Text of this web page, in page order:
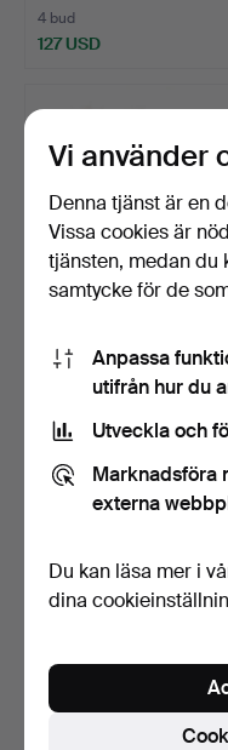
4 bud
127 USD
PETRA WIIK-ÖJEMARK.
Figuriner, 3 st, fiska…
Klubbades 25 jul 2026
2 bud
Vi använder
Denna tjänst är en
Vissa cookies är
tjänsten, medan du
samtycke för de
Anpassa
utifrån hur du
Utveckla och
Marknadsföra
externa
Du kan läsa mer i
dina